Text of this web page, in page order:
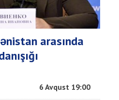
arasında
6 Avqust 19:00